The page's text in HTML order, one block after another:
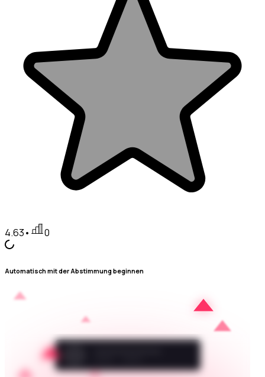
4.63• 0
Automatisch mit der Abstimmung beginnen